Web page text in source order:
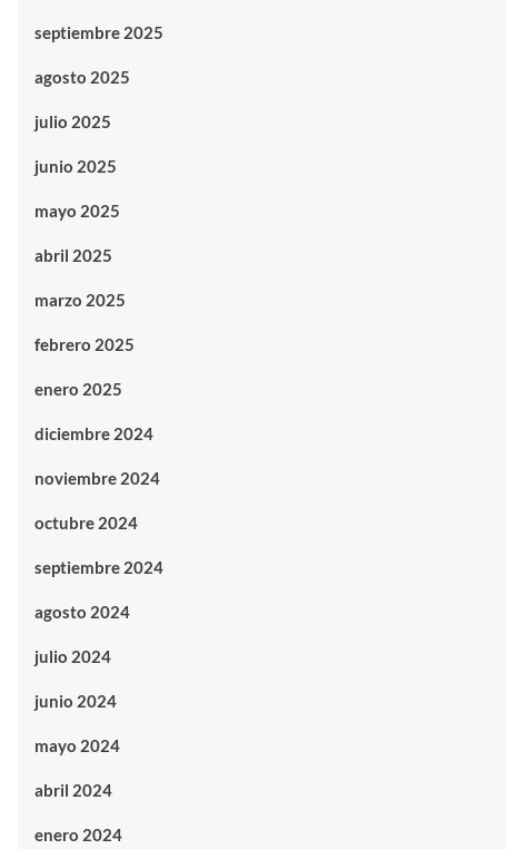
septiembre 2025
agosto 2025
julio 2025
junio 2025
mayo 2025
abril 2025
marzo 2025
febrero 2025
enero 2025
diciembre 2024
noviembre 2024
octubre 2024
septiembre 2024
agosto 2024
julio 2024
junio 2024
mayo 2024
abril 2024
enero 2024